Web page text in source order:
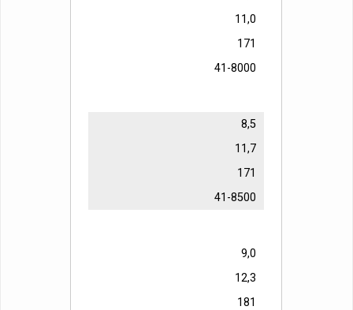
11,0
171
41-8000
8,5
11,7
171
41-8500
9,0
12,3
181